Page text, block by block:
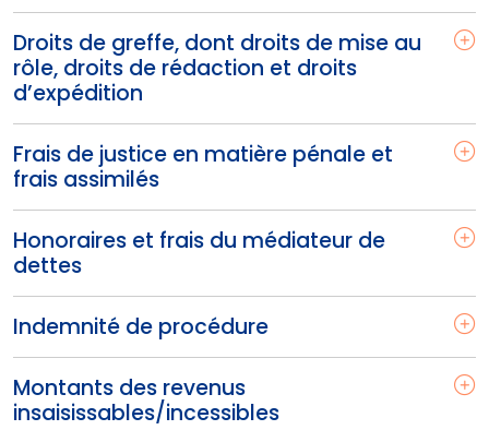
Droits de greffe, dont droits de mise au
rôle, droits de rédaction et droits
d’expédition
Frais de justice en matière pénale et
frais assimilés
Honoraires et frais du médiateur de
dettes
Indemnité de procédure
Montants des revenus
insaisissables/incessibles